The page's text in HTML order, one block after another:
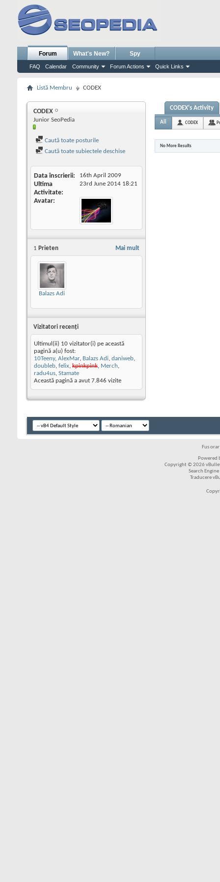
Forum
FAQ Calendar Community Forum Actions Quick Links
What's New? Spy
Listă Membru CODEX
CODEX
Junior SeoPedia
Caută toate posturile
Caută toate subiectele deschise
Data înscrierii 16th April 2009
Ultima
Activitate
23rd June 2014 18:21
Avatar
Mai mult
1 Prieten
Balazs Adi
Vizitatori recenţi
Ultimul(ii) 10 vizitator(i) pe această
pagină a(u) fost:
10Teeny, AlexMar, Balazs Adi, daniweb,
doubleb, felix, kpinkpink, Merch,
radu4us, Stamate
Această pagină a avut 7.846 vizite
CODEX's Activity
All CODEX
No More Results
Fus
Powered
Copyright © 2026
Search
Traducere